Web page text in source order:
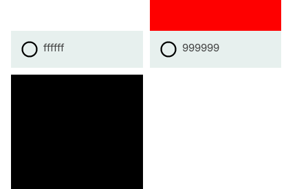
ffffff 999999